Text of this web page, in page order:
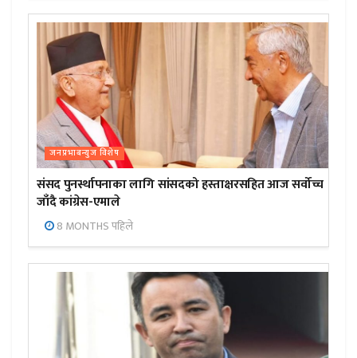
जनप्रभाबन्युज विशेष
संसद पुनर्स्थापनाका लागि सांसदको हस्ताक्षरसहित आज सर्वोच्च
जाँदै कांग्रेस-एमाले
8 MONTHS पहिले